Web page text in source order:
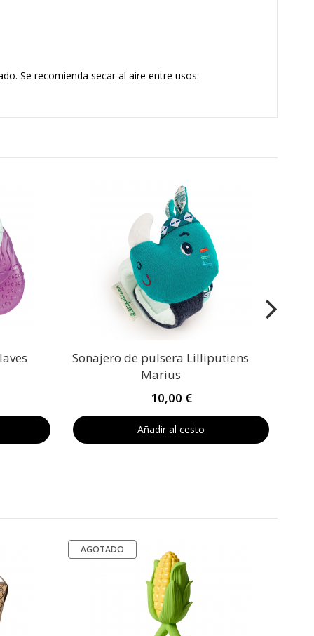
Se recomienda secar al aire entre usos.
Sonajero de pulsera Lilliputiens
Marius
10,00 €
Añadir al cesto
AGOTADO